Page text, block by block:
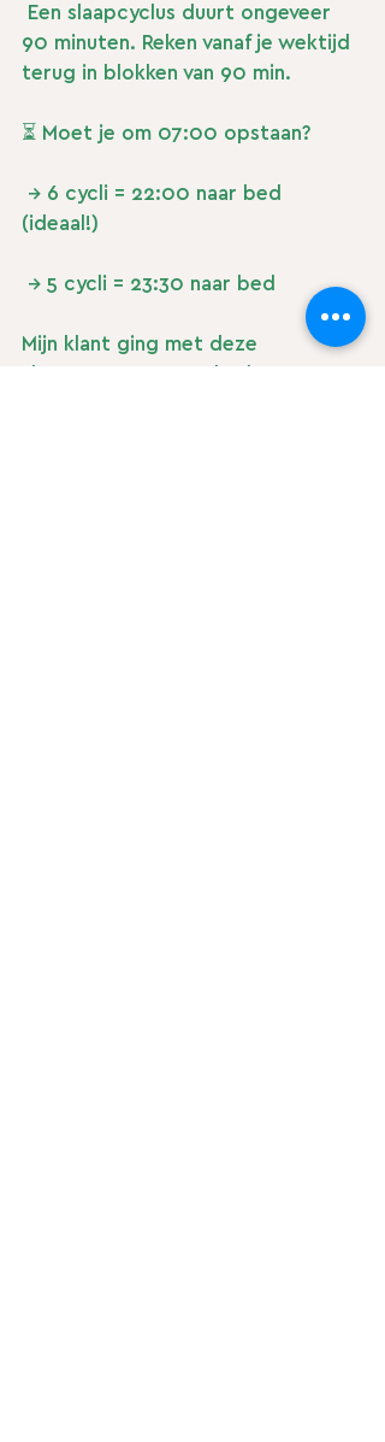
Een slaapcyclus duurt ongeveer
90 minuten. Reken vanaf je wektijd
terug in blokken van 90 min.
⏳ Moet je om 07:00 opstaan?
→ 6 cycli = 22:00 naar bed
(ideaal!)
→ 5 cycli = 23:30 naar bed
Mijn klant ging met deze